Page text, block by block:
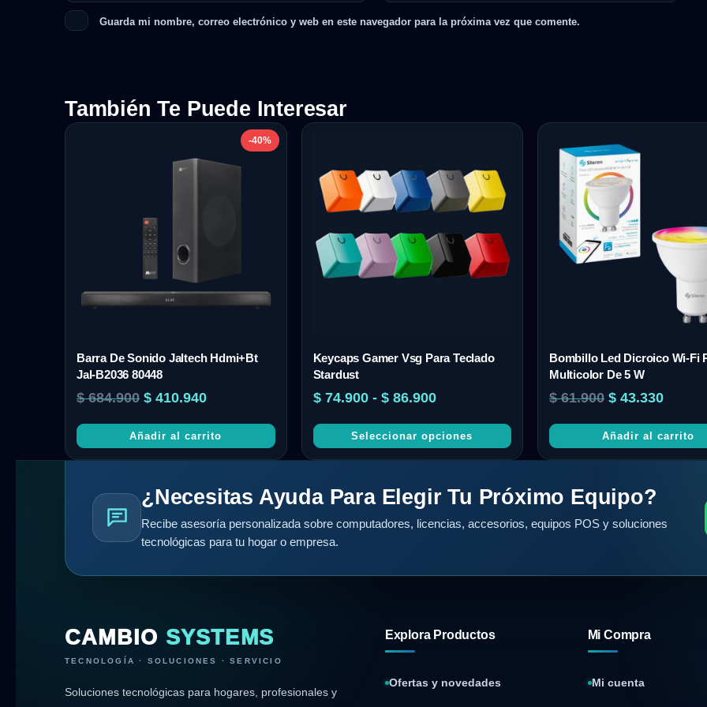
Guarda mi nombre, correo electrónico y web en este navegador para la próxima vez que comente.
También Te Puede Interesar
-40%
Barra De Sonido Jaltech Hdmi+Bt
Jal-B2036 80448
$684.900 $ 410.940
Añadir al carrito
Keycaps Gamer Vsg Para Teclado
Stardust
$74.900 - $86.900
Seleccionar opciones
Bombillo Led Dicroico Wi-Fi
Multicolor De 5 W
$61.900 $ 43.330
Añadir al carrito
¿Necesitas Ayuda Para Elegir Tu Próximo Equipo?
Recibe asesoría personalizada sobre computadores, licencias, accesorios, equipos POS y soluciones
tecnológicas para tu hogar o empresa.
CAMBIO SYSTEMS
TECNOLOGÍA · SOLUCIONES · SERVICIO
Soluciones tecnológicas para hogares, profesionales y
Explora Productos
Ofertas y novedades
Mi Compra
Mi cuenta